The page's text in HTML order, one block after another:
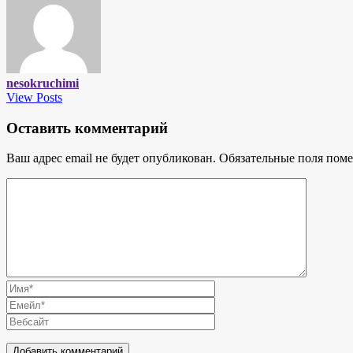
nesokruchimi
View Posts
Оставить комментарий
Ваш адрес email не будет опубликован. Обязательные поля